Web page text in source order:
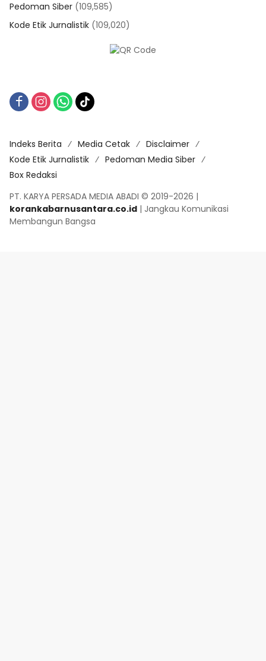
Pedoman Siber (109,585)
Kode Etik Jurnalistik (109,020)
Indeks Berita Media Cetak
Disclaimer
Kode Etik Jurnalistik
Pedoman Media Siber
Box Redaksi
PT. KARYA PERSADA MEDIA ABADI © 2019-2026 |
korankabarnusantara.co.id | Jangkau Komunikasi
Membangun Bangsa